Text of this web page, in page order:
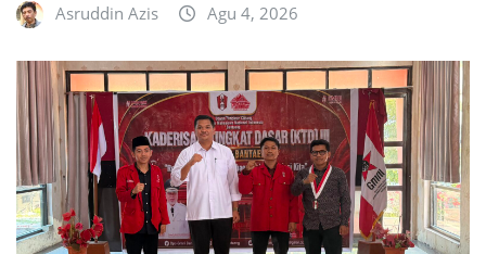
Asruddin Azis Agu 4, 2026